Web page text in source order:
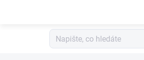
S KÓDEMLETO20